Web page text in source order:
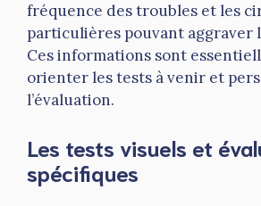
fréquence des troubles et les
particulières pouvant aggraver
Ces informations sont
orienter les tests à venir et
l’évaluation.
Les tests visuels et
spécifiques